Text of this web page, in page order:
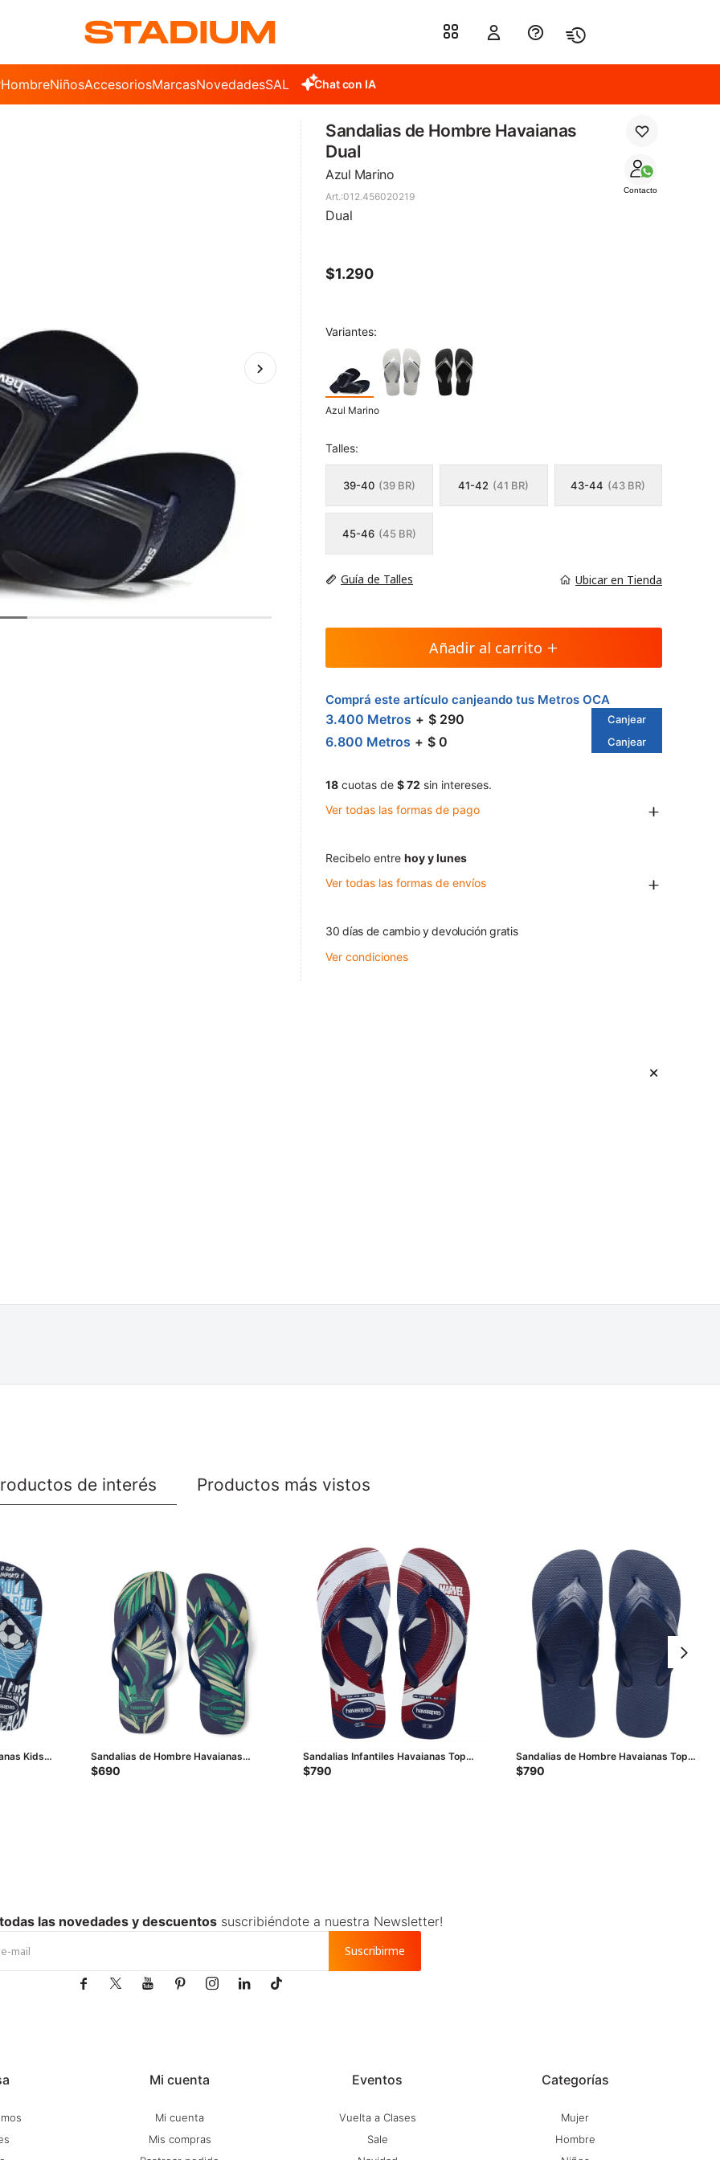
HombreNiñosAccesoriosMarcasNovedadesSALE Chat con IA
Sandalias de Hombre Havaianas
Dual
Azul Marino
Contacto
012.456020219
Dual
$1.290
Variantes:
Azul Marino
Talles:
39-40 (39 BR) 41-42 (41 BR) 43-44 (43 BR)
45-46 (45 BR)
Guía de Talles Ubicar en Tienda
Añadir al carrito
Comprá este artículo canjeando tus Metros OCA
3.400 Metros $ 290 Canjear
6.800 Metros $ 0 Canjear
18 cuotas de $ 72 sin intereses.
Ver todas las formas de pago
Recibelo entre hoy y lunes
Ver todas las formas de envíos
30 días de cambio y devolución gratis
Ver condiciones
de interés Productos más vistos
Kids
Marino
Sandalias de Hombre Havaianas
Havaiana Aloha - Azul Marino
$690
Sandalias Infantiles Havaianas Top
Marvel Logomania - Azul Marino -
$790
Sandalias de Hombre Havaianas Top
Max - Azul Marino
$790
Mi cuenta
Mi cuenta
Mis compras
Eventos
Vuelta a Clases
Sale
Categorías
Mujer
Hombre
las novedades y descuentossuscribiéndote a nuestra Newsletter!
Suscribirme
      